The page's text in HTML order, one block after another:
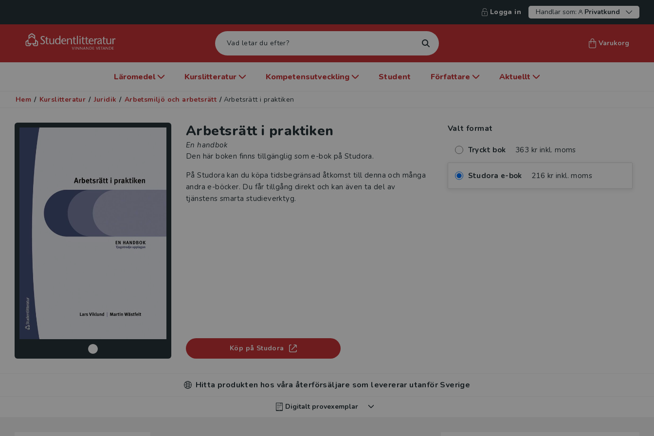
Logga in Handlar som: Privatkund
Varukorg
Läromedel Kurslitteratur Kompetensutveckling Student Författare Aktuellt
Hem / Kurslitteratur / Juridik / Arbetsmiljö och arbetsrätt / Arbetsrätt i praktiken
Arbetsrätt i praktiken
En handbok
Den här boken finns tillgänglig som e-bok på Studora.
På Studora kan du köpa tidsbegränsad åtkomst till denna och många
andra e-böcker. Du får tillgång direkt och kan även ta del av
tjänstens smarta studieverktyg.
Köp på Studora
Valt format
Tryckt bok 363 kr inkl. moms
Studora e-bok 216 kr inkl. moms
Hitta produkten hos våra återförsäljare som levererar utanför Sverige
Digitalt provexemplar